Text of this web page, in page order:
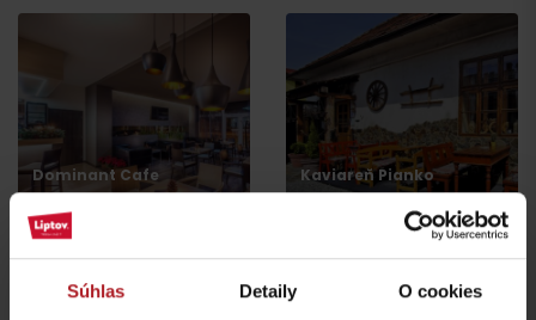
Súhlas Detaily O cookies
Dominant Cafe
Kaviareň Pianko